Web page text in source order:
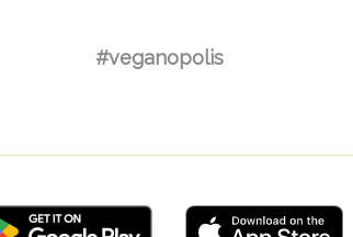
#veganopolis